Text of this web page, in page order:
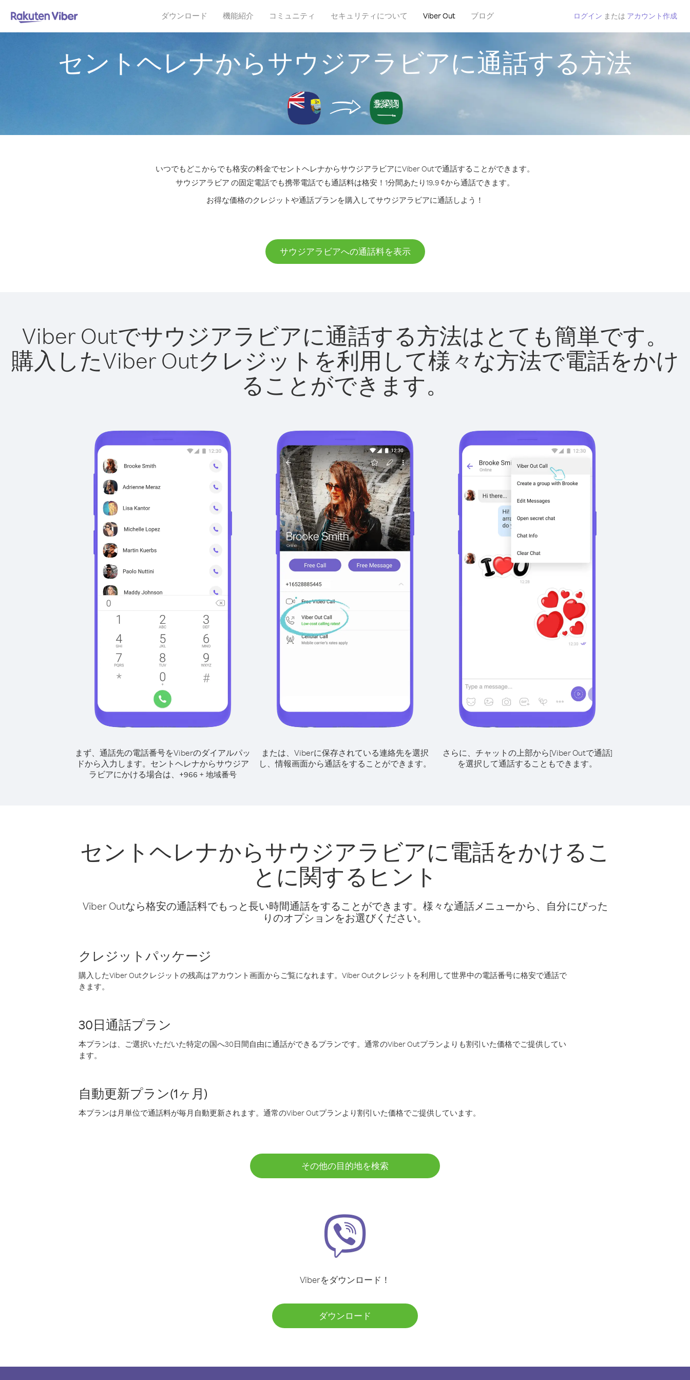
ダウンロード 機能紹介 コミュニティ セキュリティについて Viber Out ブログ ログイン または アカウント作成
セントヘレナからサウジアラビアに通話する方法
いつでもどこからでも格安の料金でセントヘレナからサウジアラビアにViber Outで通話することができます。
サウジアラビア の固定電話でも携帯電話でも通話料は格安！1分間あたり19.9 ¢から通話できます。
お得な価格のクレジットや通話プランを購入してサウジアラビアに通話しよう！
サウジアラビアへの通話料を表示
Viber Outでサウジアラビアに通話する方法はとても簡単です。
購入したViber Outクレジットを利用して様々な方法で電話をかけ
ることができます。
まず、通話先の電話番号をViberのダイアルパッ
ドから入力します。 セントヘレナからサウジア
ラビアにかける場合は、 +966 + 地域番号
または、Viberに保存されている連絡先を選択
し、情報画面から通話をすることができます。
さらに、チャットの上部から[Viber Outで通話]
を選択して通話することもできます。
セントヘレナからサウジアラビアに電話をかけるこ
とに関するヒント
Viber Outなら格安の通話料でもっと長い時間通話をすることができます。様々な通話メニューから、自分にぴった
りのオプションをお選びください。
クレジットパッケージ
購入したViber Outクレジットの残高はアカウント画面からご覧になれます。Viber Outクレジットを利用して世界中の電話番号に格安で通話で
きます。
30日通話プラン
本プランは、ご選択いただいた特定の国へ30日間自由に通話ができるプランです。通常のViber Outプランよりも割引いた価格でご提供してい
ます。
自動更新プラン(1ヶ月)
本プランは月単位で通話料が毎月自動更新されます。通常のViber Outプランより割引いた価格でご提供しています。
その他の目的地を検索
Viberをダウンロード！
ダウンロード